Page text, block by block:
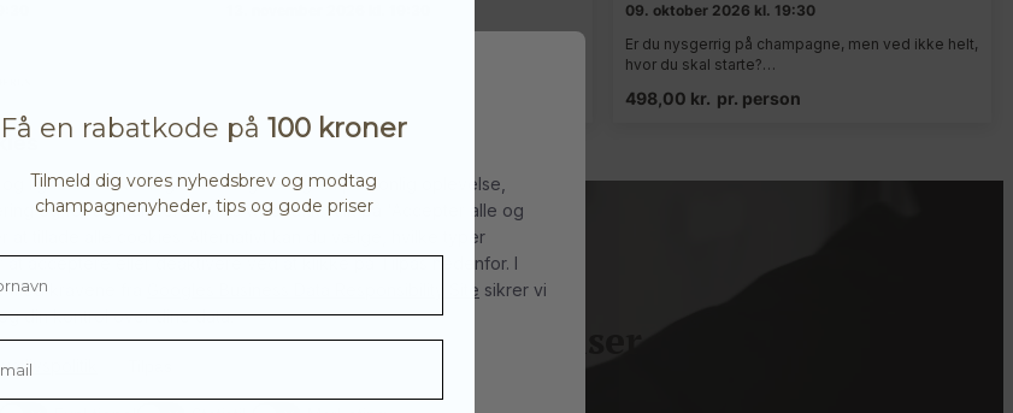
09. oktober 2026 kl. 19:30
Er du nysgerrig på champagne, men ved ikke helt,
hvor du skal starte?…
498,00 kr. pr. person
tips og gode priser
lignende teknologier for at give dig en personlig oplevelse,
og for at analysere vores webtrafik. Klik på 'Accepter alle og
at tillade alle cookies. Alternativt kan du vælge, hvilke typer
at acceptere eller deaktivere ved at klikke på Tilpas nedenfor. I
med kravene fra
Googles Business Data Responsibility Site sikrer vi
din kontrol over dine data.
Få en rabatkode på 100 kroner
Tilmeld dig vores nyhedsbrev og modtag
champagnenyheder, tips og gode priser